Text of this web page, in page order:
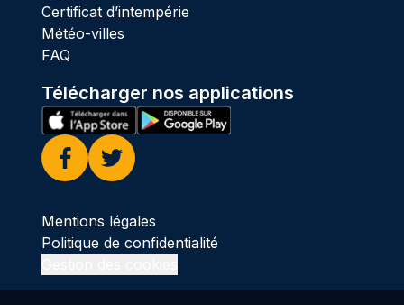
Certificat d’intempérie
Météo-villes
FAQ
Télécharger nos applications
Facebook
Twitter
Mentions légales
Politique de confidentialité